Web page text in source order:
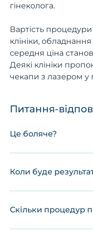
гінеколога.
Вартість
клініки, обладнання
середня ціна
Деякі клініки
чекапи з лазером у
Питання-
Це боляче?
Коли буде
Скільки процедур